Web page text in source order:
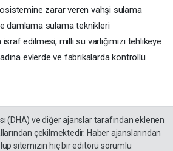
zarar veren vahşi sulama
damlama sulama teknikleri
edilmesi, milli su varlığımızı tehlikeye
evlerde ve fabrikalarda kontrollü
(DHA) ve diğer ajanslar tarafından eklenen
çekilmektedir. Haber ajanslarından
sitemizin hiç bir editörü sorumlu